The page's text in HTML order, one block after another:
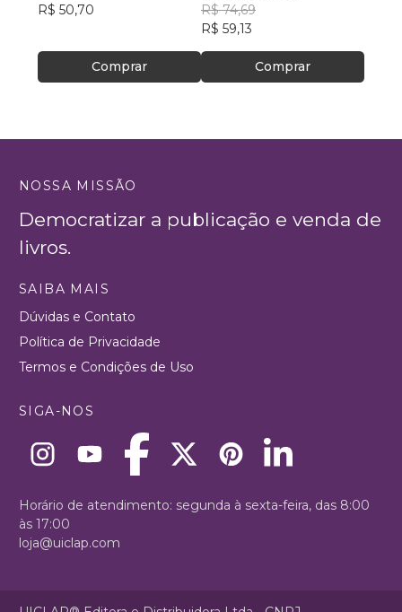
R$ 50,70
Comprar
R$ 74,69
R$ 59,13
Comprar
NOSSA MISSÃO
Democratizar a publicação e venda de
livros.
SAIBA MAIS
Dúvidas e Contato
Política de Privacidade
Termos e Condições de Uso
SIGA-NOS
Horário de atendimento: segunda à sexta-feira, das 8:00
às 17:00
loja@uiclap.com